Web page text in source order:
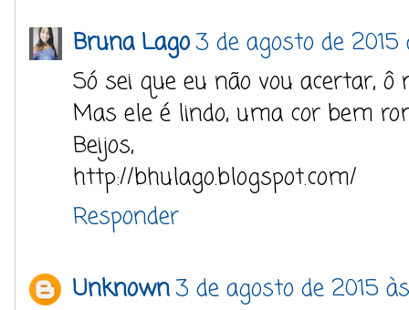
Bruna Lago3 de agosto de 2015
Só sei que eu não vou acertar,
Mas ele é lindo, uma cor bem
Beijos,
http://bhulago.blogspot.com/
Responder
Unknown3 de agosto de 2015